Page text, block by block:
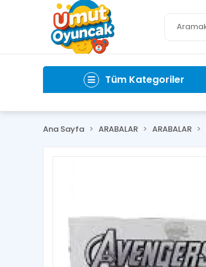
Tüm Kategoriler
Ana Sayfa ARABALAR ARABALAR